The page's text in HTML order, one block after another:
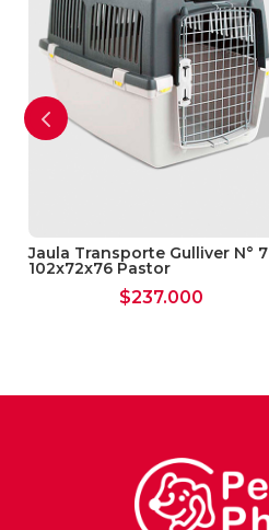
Jaula Transporte Gulliver N° 7
102x72x76 Pastor
$237.000